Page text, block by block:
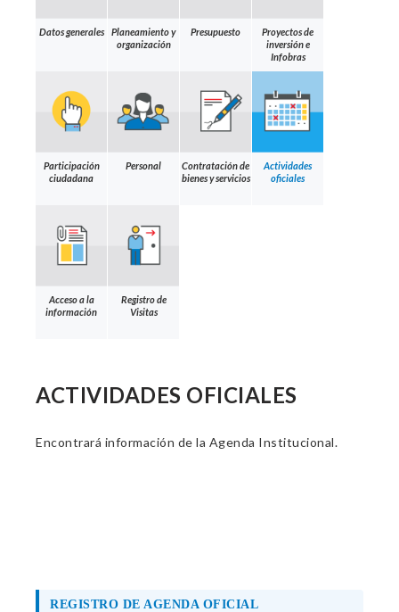
Datos generales
Planeamiento y
organización
Presupuesto
Proyectos de
inversión e
Infobras
Participación
ciudadana
Personal
Contratación de
bienes y servicios
Actividades
oficiales
Acceso a la
información
Registro de
Visitas
ACTIVIDADES OFICIALES
Encontrará información de la Agenda Institucional.
REGISTRO DE AGENDA OFICIAL